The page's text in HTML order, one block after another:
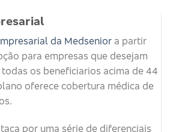
da Medsenior a partir
para empresas que desejam
os beneficiarios acima de 44
oferece cobertura médica de
por uma série de diferenciais